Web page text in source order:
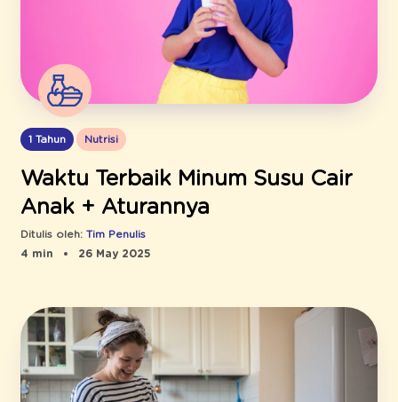
1 Tahun Nutrisi
Waktu Terbaik Minum Susu Cair
Anak + Aturannya
Ditulis oleh: Tim Penulis
4 min
26 May 2025